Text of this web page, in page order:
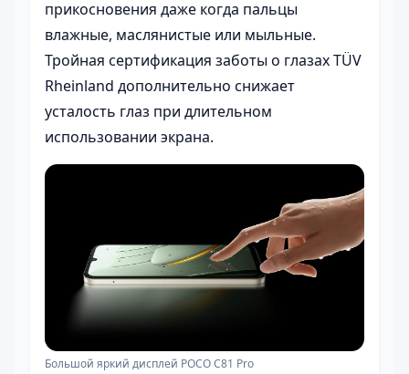
прикосновения даже когда пальцы
влажные, маслянистые или мыльные.
Тройная сертификация заботы о глазах TÜV
Rheinland дополнительно снижает
усталость глаз при длительном
использовании экрана.
Большой яркий дисплей POCO C81 Pro